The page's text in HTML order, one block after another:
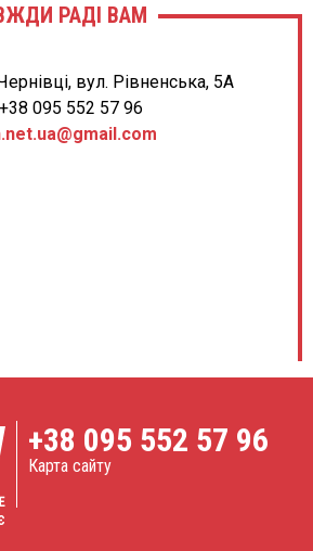
РАДІ ВАМ
вул. Рівненська, 5А
+38 095 552 57 96
+38 095 552 57 96
Карта сайту